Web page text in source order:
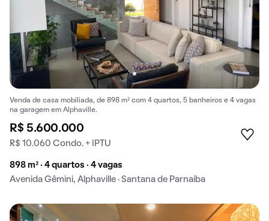
Venda de casa mobiliada, de 898 m² com 4 quartos, 5 banheiros e 4 vagas
na garagem em Alphaville.
R$ 5.600.000
R$ 10.060 Condo. + IPTU
898 m² · 4 quartos · 4 vagas
Avenida Gêmini, Alphaville · Santana de Parnaíba